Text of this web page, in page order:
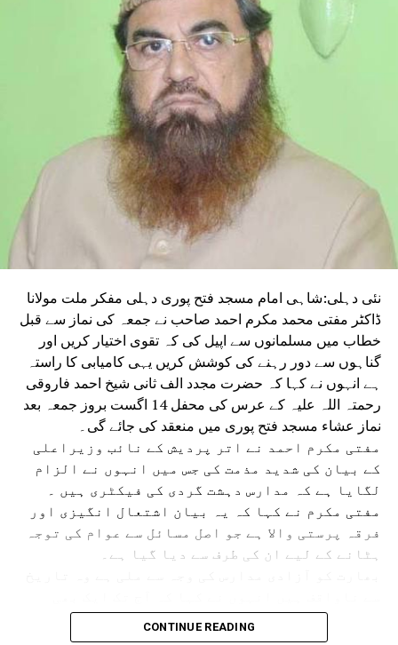
نئی دہلی:شاہی امام مسجد فتح پوری دہلی مفکر ملت مولانا
ڈاکٹر مفتی محمد مکرم احمد صاحب نے جمعہ کی نماز سے قبل
خطاب میں مسلمانوں سے اپیل کی کہ تقوی اختیار کریں اور
گناہوں سے دور رہنے کی کوشش کریں یہی کامیابی کا راستہ
ہے انہوں نے کہا کہ حضرت مجدد الف ثانی شیخ احمد فاروقی
رحمتہ اللہ علیہ کے عرس کی محفل 14 اگست بروز جمعہ بعد
نماز عشاء مسجد فتح پوری میں منعقد کی جائے گی۔
مفتی مکرم احمد نے اتر پردیش کے نائب وزیراعلی
کے بیان کی شدید مذمت کی جس میں انہوں نے الزام
لگایا ہے کہ مدارس دہشت گردی کی فیکٹری ہیں ۔
مفتی مکرم نے کہا کہ یہ بیان اشتعال انگیزی اور
فرقہ پرستی والا ہے جو اصل مسائل سے عوام کی توجہ
ہٹانے کے لیے ان کی طرف سے دیا گیا ہے۔
مدرسہ میں دہشت گردی کا ثبوت نہیں ملا ہے بہت عرصے
سے مدارس پر یہ الزام لگایا جاتا رہا ہے جس کا
CONTINUE READING